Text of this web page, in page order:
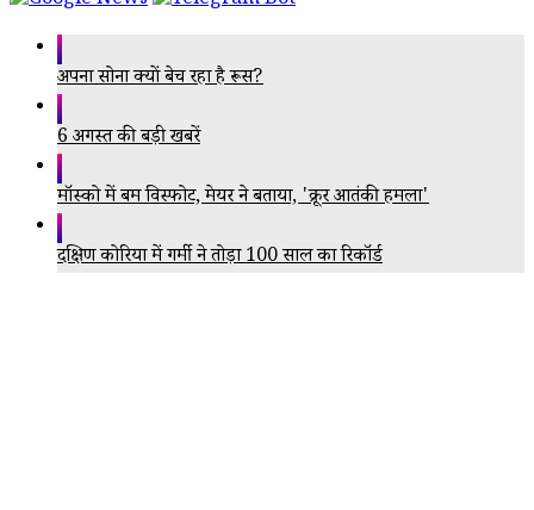
अपना सोना क्यों बेच रहा है रूस?
6 अगस्त की बड़ी खबरें
मॉस्को में बम विस्फोट, मेयर ने बताया, 'क्रूर आतंकी हमला'
दक्षिण कोरिया में गर्मी ने तोड़ा 100 साल का रिकॉर्ड